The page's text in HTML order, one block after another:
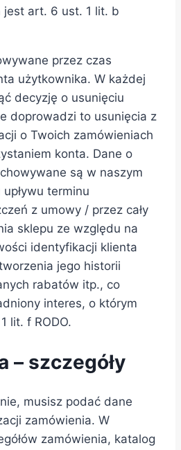
art. 6 ust. 1 lit. b
przez czas
użytkownika. W każdej
decyzję o usunięciu
doprowadzi to usunięcia z
o Twoich zamówieniach
konta. Dane o
są w naszym
terminu
z umowy / przez cały
sklepu ze względu na
identyfikacji klienta
jego historii
rabatów itp., co
interes, o którym
lit. f RODO.
– szczegóły
musisz podać dane
zamówienia. W
zamówienia, katalog